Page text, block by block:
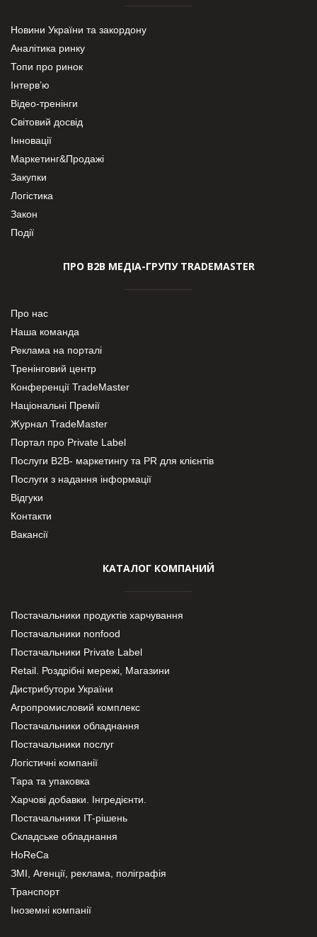
Новини України та закордону
Аналітика ринку
Топи про ринок
Інтерв’ю
Відео-тренінги
Світовий досвід
Інновації
Маркетинг&Продажі
Закупки
Логістика
Закон
Події
ПРО В2В МЕДІА-ГРУПУ TRADEMASTER
Про нас
Наша команда
Реклама на порталі
Тренінговий центр
Конференції TradeMaster
Національні Премії
Журнал TradeMaster
Портал про Private Label
Послуги В2В- маркетингу та PR для клієнтів
Послуги з надання інформації
Відгуки
Контакти
Вакансії
КАТАЛОГ КОМПАНИЙ
Постачальники продуктів харчування
Постачальники nonfood
Постачальники Private Label
Retail. Роздрібні мережі, Магазини
Дистрибутори України
Агропромисловий комплекс
Постачальники обладнання
Постачальники послуг
Логістичні компанії
Тара та упаковка
Харчові добавки. Інгредієнти.
Постачальники IT-рішень
Складське обладнання
HoReCa
ЗМІ, Агенції, реклама, поліграфія
Транспорт
Іноземні компанії